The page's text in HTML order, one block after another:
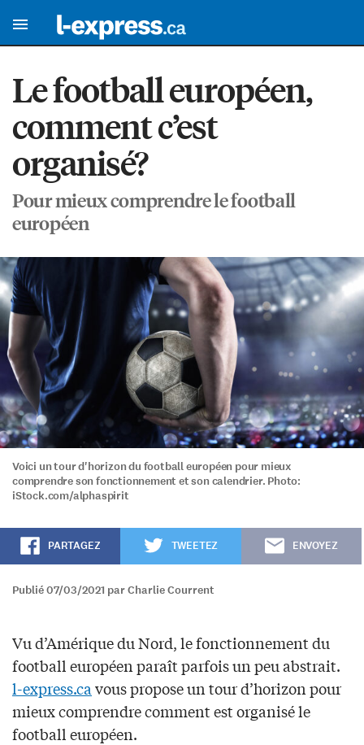
Le football européen,
comment c’est
organisé?
Pour mieux comprendre le football
européen
Voici un tour d'horizon du football européen pour mieux
comprendre son fonctionnement et son calendrier. Photo:
iStock.com/alphaspirit
PARTAGEZ TWEETEZ ENVOYEZ
Publié 07/03/2021 par Charlie Courrent
Vu d’Amérique du Nord, le fonctionnement du
football européen paraît parfois un peu abstrait.
l-express.ca vous propose un tour d’horizon pour
mieux comprendre comment est organisé le
football européen.